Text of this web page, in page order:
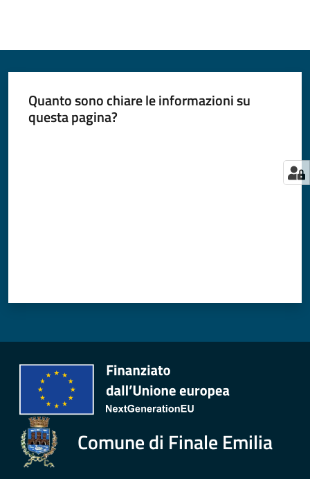
Quanto sono chiare le informazioni su
questa pagina?
Comune di Finale Emilia